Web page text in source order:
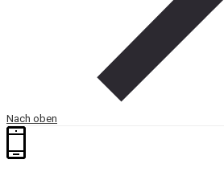
Nach oben